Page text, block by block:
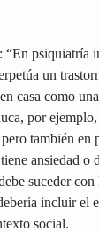
psiquiatría
un
casa como
por
también en
ansiedad o
suceder con
incluir el
social.